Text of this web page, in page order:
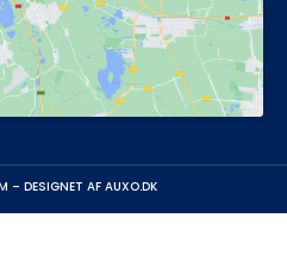
– DESIGNET AF AUXO.DK